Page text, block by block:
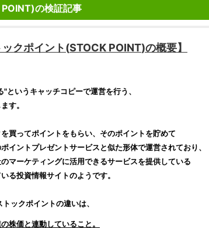
の検証記事
ックポイント(STOCK POINT)の概要】
というキャッチコピーで運営を行う、
す。
買ってポイントをもらい、そのポイントを貯めて
イントプレゼントサービスと似た形体で運営されており、
マーケティングに活用できるサービスを提供している
る投資情報サイトのようです。
トックポイントの違いは、
株価と連動していること。